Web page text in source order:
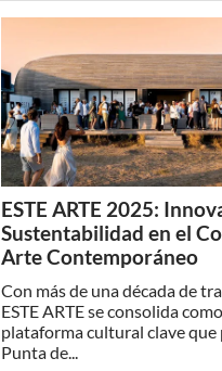
ESTE ARTE 2025:
Sustentabilidad en el
Arte Contemporáneo
Con más de una década de
ESTE ARTE se consolida
plataforma cultural clave que
Punta de...